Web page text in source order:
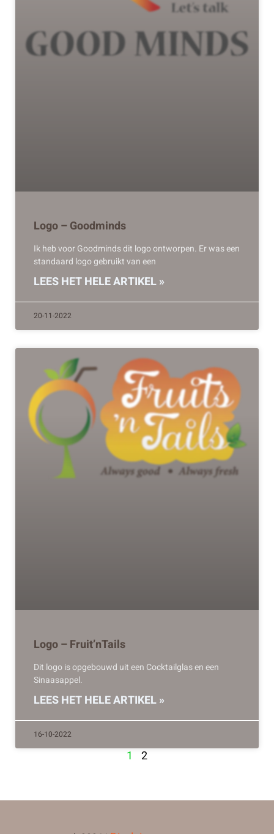
Logo – Goodminds
Ik heb voor Goodminds dit logo ontworpen. Er was een
standaard logo gebruikt van een
LEES HET HELE ARTIKEL »
20-11-2022
Logo – Fruit’nTails
Dit logo is opgebouwd uit een Cocktailglas en een
Sinaasappel.
LEES HET HELE ARTIKEL »
16-10-2022
1 2